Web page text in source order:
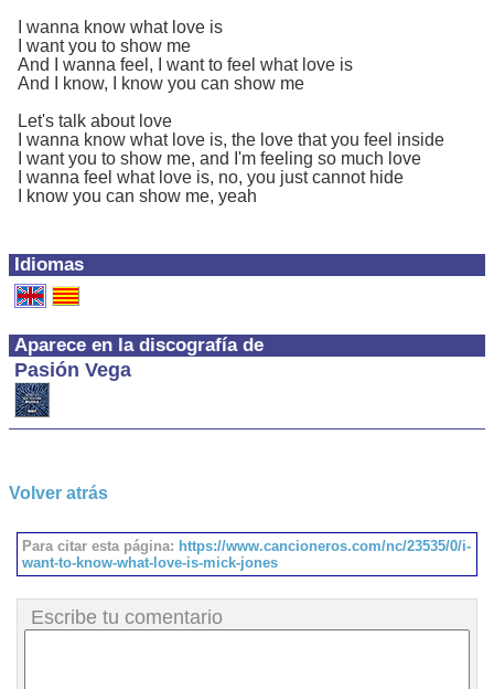
Idiomas
Aparece en la discografía de
Pasión Vega
I wanna know what love is
I want you to show me
And I wanna feel, I want to feel what love is
And I know, I know you can show me
Let's talk about love
I wanna know what love is, the love that you feel inside
I want you to show me, and I'm feeling so much love
I wanna feel what love is, no, you just cannot hide
I know you can show me, yeah
Volver atrás
Para citar esta página: https://www.cancioneros.com/nc/23535/0/i-
want-to-know-what-love-is-mick-jones
Escribe tu comentario